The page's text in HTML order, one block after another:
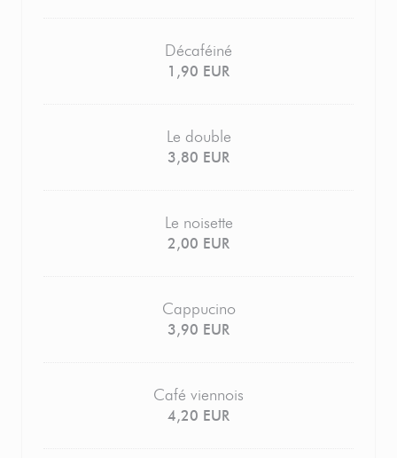
Décaféiné
1,90 EUR
Le double
3,80 EUR
Le noisette
2,00 EUR
Cappucino
3,90 EUR
Café viennois
4,20 EUR